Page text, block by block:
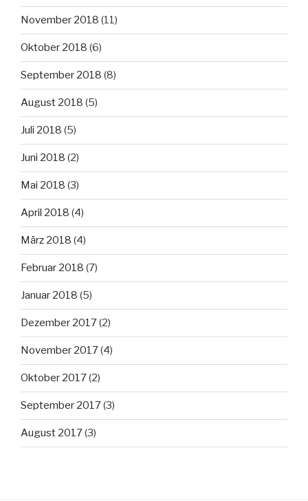
November 2018 (11)
Oktober 2018 (6)
September 2018 (8)
August 2018 (5)
Juli 2018 (5)
Juni 2018 (2)
Mai 2018 (3)
April 2018 (4)
März 2018 (4)
Februar 2018 (7)
Januar 2018 (5)
Dezember 2017(2)
November 2017(4)
Oktober 2017(2)
September 2017(3)
August 2017(3)